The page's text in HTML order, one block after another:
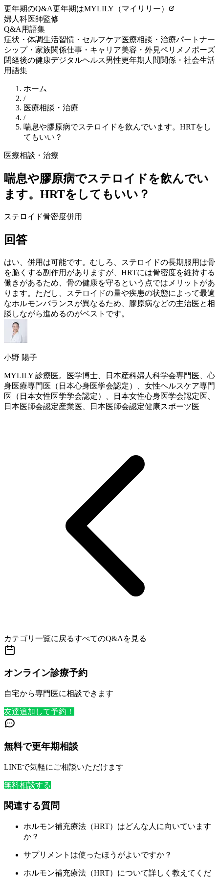
更年期のQ&A更年期はMYLILY（マイリリー）
婦人科医師監修
Q&A 用語集
症状・体調生活習慣・セルフケア医療相談・治療パートナー
シップ・家族関係仕事・キャリア美容・外見ペリメノポーズ
閉経後の健康デジタルヘルス男性更年期 人間関係・社会生活
用語集
ホーム
/
医療相談・治療
/
喘息や膠原病でステロイドを飲んでいます。HRTをし
てもいい？
医療相談・治療
喘息や膠原病でステロイドを飲んでい
ます。HRTをしてもいい？
ステロイド骨密度併用
回答
はい、併用は可能です。むしろ、ステロイドの長期服用は骨
を脆くする副作用がありますが、 HRTには骨密度を維持する
働きがあるため、骨の健康を守るという点ではメリットがあ
ります。ただし、ステロイドの量や疾患の状態によって最適
なホルモンバランスが異なるため、膠原病などの主治医と相
談しながら進めるのがベストです。
小野 陽子
MYLILY 診療医。医学博士、日本産科婦人科学会専門医、心
身医療専門医（日本心身医学会認定）、女性ヘルスケア専門
医（日本女性医学学会認定）、日本女性心身医学会認定医、
日本医師会認定産業医、日本医師会認定健康スポーツ医
カテゴリ一覧に戻るすべてのQ&Aを見る
オンライン診療予約
自宅から専門医に相談できます
友達追加して予約！
無料で更年期相談
LINEで気軽にご相談いただけます
無料相談する
関連する質問
ホルモン補充療法（HRT）はどんな人に向いています
か？
サプリメントは使ったほうがよいですか？
ホルモン補充療法（HRT）について詳しく教えてくだ